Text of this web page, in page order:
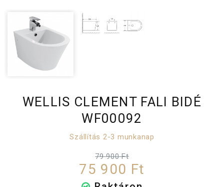
WELLIS CLEMENT FALI BIDÉ
WF00092
Szállítás 2-3 munkanap
79 900 Ft
75 900 Ft